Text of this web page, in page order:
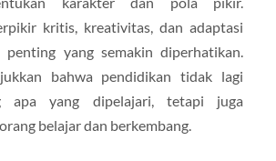
kritis, kreativitas, dan adaptasi
penting yang semakin diperhatikan.
bahwa pendidikan tidak lagi
apa yang dipelajari, tetapi juga
belajar dan berkembang.